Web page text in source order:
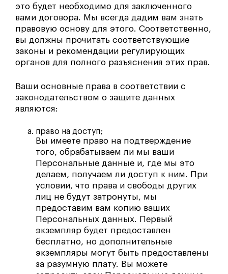
это будет необходимо для заключенного
вами договора. Мы всегда дадим вам знать
правовую основу для этого. Соответственно,
вы должны прочитать соответствующие
законы и рекомендации регулирующих
органов для полного разъяснения этих прав.
Ваши основные права в соответствии с
законодательством о защите данных
являются:
право на доступ;
Вы имеете право на подтверждение
того, обрабатываем ли мы ваши
Персональные данные и, где мы это
делаем, получаем ли доступ к ним. При
условии, что права и свободы других
лиц не будут затронуты, мы
предоставим вам копию ваших
Персональных данных. Первый
экземпляр будет предоставлен
бесплатно, но дополнительные
экземпляры могут быть предоставлены
за разумную плату. Вы можете